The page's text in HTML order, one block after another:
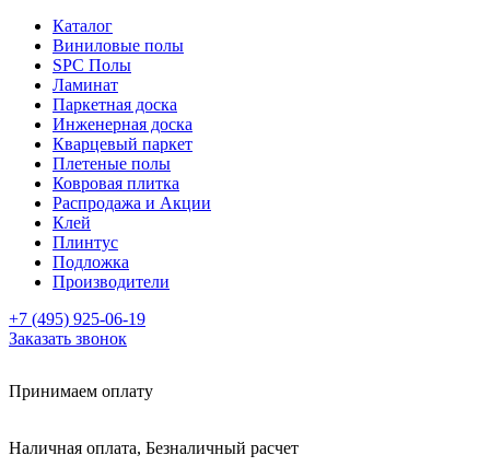
Каталог
Виниловые полы
SPC Полы
Ламинат
Паркетная доска
Инженерная доска
Кварцевый паркет
Плетеные полы
Ковровая плитка
Распродажа и Акции
Клей
Плинтус
Подложка
Производители
+7 (495) 925-06-19
Заказать звонок
Принимаем оплату
Наличная оплата, Безналичный расчет